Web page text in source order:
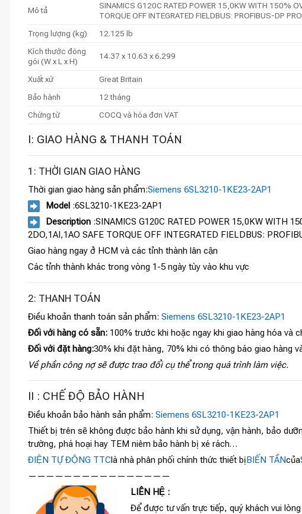
Mô tả
SINAMICS G120C RATED POWER 15,0KW WITH 150%
TORQUE OFF INTEGRATED FIELDBUS: PROFIBUS-DP
Trọng lượng (kg)
12.125 lb
Kích thước đóng
gói (W x L x H)
14.37 x 10.63 x 6.299
Xuất xứ
Great Britain
Bảo hành
12 tháng
Chứng từ
COCQ và hóa đơn VAT
I: GIAO HÀNG & THANH TOÁN
1: THỜI GIAN GIAO HÀNG
Thời gian giao hàng sản phẩm:Siemens 6SL3210-1KE23-2AP1
Model :6SL3210-1KE23-2AP1
Description :SINAMICS G120C RATED POWER 15,0KW WITH
2DO,1AI,1AO SAFE TORQUE OFF INTEGRATED FIELDBUS:
Giao hàng ngay ở HCM và các tỉnh thành lân cận
Các tỉnh thành khác trong vòng 1-5 ngày tùy vào khu vực
2: THANH TOÁN
Điều khoản thanh toán sản phẩm: Siemens 6SL3210-1KE23-2AP1
Đối với hàng có sẵn: 100% trước khi hoặc ngay khi giao hàng hóa và
Đối với đặt hàng:30% khi đặt hàng, 70% khi có thông báo giao hàng
Về phần công nợ sẽ được trao đổi cụ thể trong quá trình làm việc.
II : CHẾ ĐỘ BẢO HÀNH
Điều khoản bảo hành sản phẩm: Siemens 6SL3210-1KE23-2AP1
Thiết bị trên sẽ không được bảo hành khi sử dụng, vận hành, bảo
trường, phá hoại hay TEM niêm bảo hành bị xé rách…
ĐIỆN TỰ ĐỘNG TTClà nhà phân phối chính thức thiết bịBIẾN TẦNcủa
————————————————
LIÊN HỆ :
Để được tư vấn trực tiếp, quý khách vui